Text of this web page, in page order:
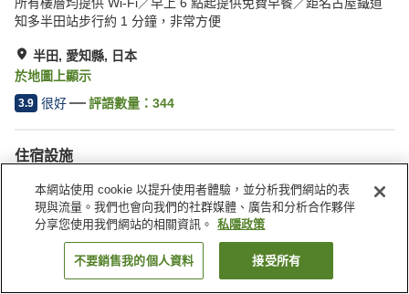
知多半田站步行約 1 分鐘，非常方便
半田, 愛知縣, 日本
於地圖上顯示
3.9 很好 評語數量： 344
住宿設施
停車場
水療/美容院
自動販賣機
收費洗衣房
找客房
本網站使用 cookie 以提升使用者體驗，並分析我們網站的表
現與流量。我們也會向我們的社群媒體、廣告和分析合作夥伴
分享您使用我們網站的相關資訊。
私隱政策
不要銷售我的個人資料 接受所有